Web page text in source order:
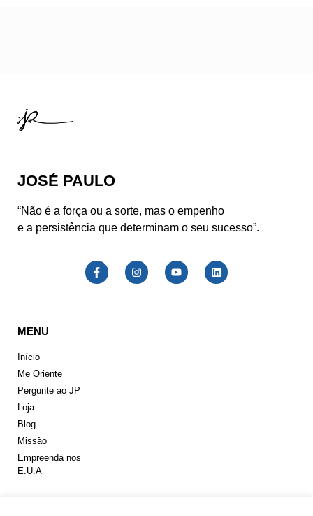
JOSÉ PAULO
“Não é a força ou a sorte, mas o empenho
e a persistência que determinam o seu sucesso”.
MENU
Início
Me Oriente
Pergunte ao JP
Loja
Blog
Missão
Empreenda nos
E.U.A